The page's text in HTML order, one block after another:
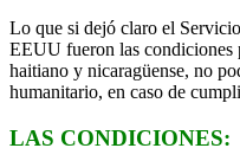
Lo que si dejó claro el
EEUU fueron las condiciones
haitiano y nicaragüense, no
humanitario, en caso de
LAS CONDICIONES: